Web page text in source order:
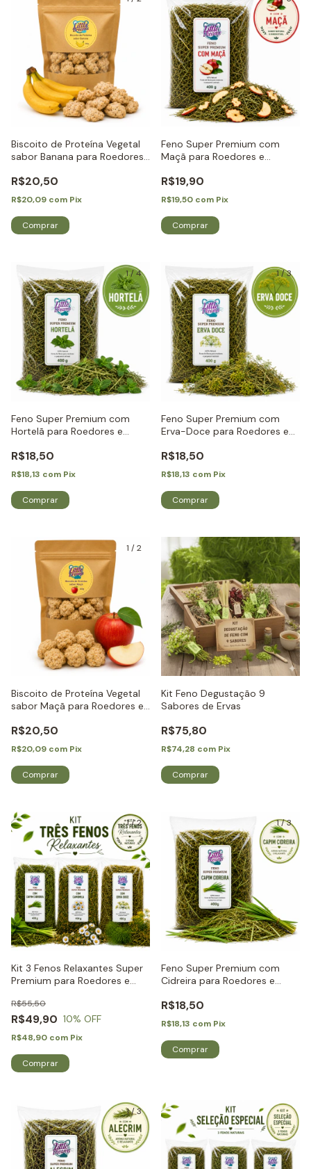
Biscoito de Proteína Vegetal
sabor Banana para Roedores
R$20,50
R$20,09 com Pix
Feno Super Premium com
Maçã para Roedores e
R$19,90
R$19,50 com Pix
1/4
Feno Super Premium com
Hortelã para Roedores e
R$18,50
R$18,13 com Pix
1/3
Feno Super Premium com
Erva-Doce para Roedores e
R$18,50
R$18,13 com Pix
1 /2
Biscoito de Proteína Vegetal
sabor Maçã para Roedores e
R$20,50
R$20,09 com Pix
Kit Feno Degustação 9
Sabores de Ervas
R$75,80
R$74,28 com Pix
1/2
Kit 3 Fenos Relaxantes Super
Premium para Roedores e
R$49,90
R$55,50
10% OFF
R$48,90 com Pix
1/3
Feno Super Premium com
Cidreira para Roedores e
R$18,50
R$18,13 com Pix
1/3